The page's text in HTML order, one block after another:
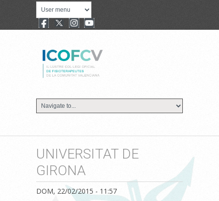
UNIVERSITAT DE
GIRONA
DOM, 22/02/2015 - 11:57